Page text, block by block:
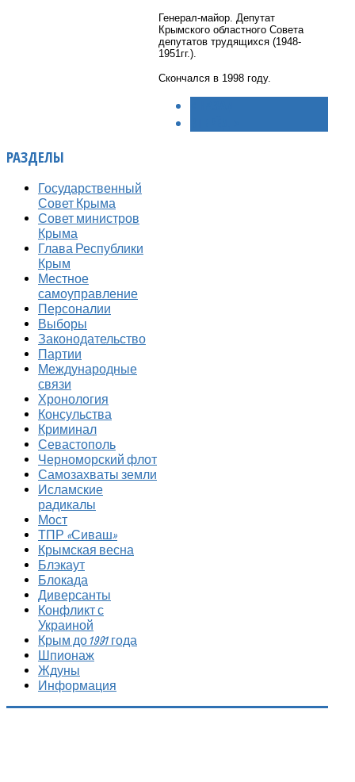
Генерал-майор. Депутат
Крымского областного Совета
депутатов трудящихся (1948-
1951гг.).
Скончался в 1998 году.
РАЗДЕЛЫ
Государственный
Совет Крыма
Совет министров
Крыма
Глава Республики
Крым
Местное
самоуправление
Персоналии
Выборы
Законодательство
Партии
Международные
связи
Хронология
Консульства
Криминал
Севастополь
Черноморский флот
Самозахваты земли
Исламские
радикалы
Мост
ТПР «Сиваш»
Крымская весна
Блэкаут
Блокада
Диверсанты
Конфликт с
Украиной
Крым до 1991 года
Шпионаж
Ждуны
Информация